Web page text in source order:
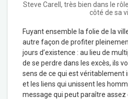
Steve Carell, très bien dans le
côté de sa
Fuyant ensemble la folie de la
autre façon de profiter
jours d’existence : au lieu de
de se perdre dans les excès, ils
sens de ce qui est véritablement
et les liens qui unissent les
message qui peut paraître assez